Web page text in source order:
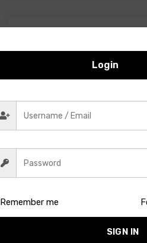
22 Mins
চারটে বেজে দশ! কী লজ্জা!…
ঋক – বুদ্ধদেব গুহ
0 বুদ্ধদেব গুহ 54 Mins
ঋক বলল। –কই? না তো! তৃষা বলল। ওপরে নাক
Login
Remember me
SIGN IN